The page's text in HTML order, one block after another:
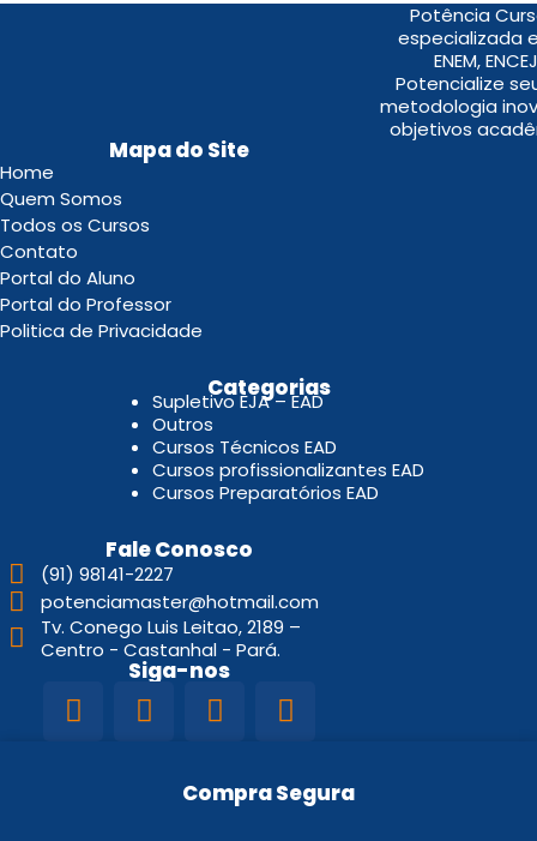
Potência
especializada
ENEM,
Potencialize
metodologia
objetivos
Mapa do Site
Home
Quem Somos
Todos os Cursos
Contato
Portal do Aluno
Portal do Professor
Politica de Privacidade
Categorias
Supletivo EJA – EAD
Outros
Cursos Técnicos EAD
Cursos profissionalizantes EAD
Cursos Preparatórios EAD
Fale Conosco
(91) 98141-2227
potenciamaster@hotmail.com
Tv. Conego Luis Leitao, 2189 –
Centro - Castanhal - Pará.
Siga-nos
Compra Segura